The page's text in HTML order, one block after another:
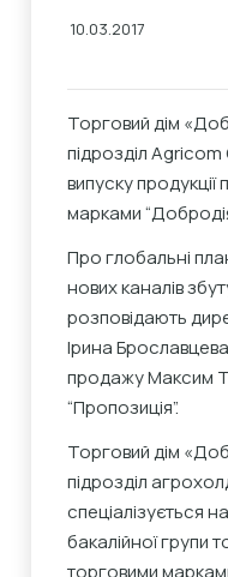
10.03.2017
Торговий дім
підрозділ Agricom
випуску
марками
Про глобальні
нових каналів
розповідають
Ірина
продажу Максим
“Пропозиція”.
Торговий дім
підрозділ
спеціалізується
бакалійної групи
торговими